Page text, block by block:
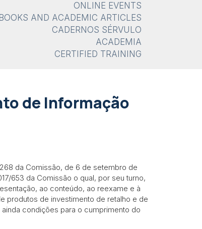
ONLINE EVENTS
BOOKS AND ACADEMIC ARTICLES
CADERNOS SÉRVULO
ACADEMIA
CERTIFIED TRAINING
de Informação
da Comissão, de 6 de setembro de
653 da Comissão o qual, por seu turno,
ao conteúdo, ao reexame e à
produtos de investimento de retalho e de
condições para o cumprimento do